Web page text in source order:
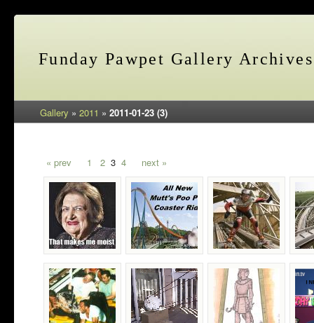
Funday Pawpet Gallery Archives
Gallery » 2011 » 2011-01-23 (3)
« prev 1 2 3 4 next »